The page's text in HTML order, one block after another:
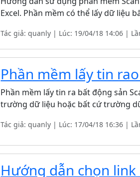
Excel. Phần mềm có thể lấy dữ liệu
Tác giả: quanly | Lúc: 19/04/18 14:06 |
Phần mềm lấy tin
Phần mềm lấy tin ra bất động sản
trường dữ liệu hoặc bất cứ trường
Tác giả: quanly | Lúc: 17/04/18 16:36 |
Hướng dẫn chọn